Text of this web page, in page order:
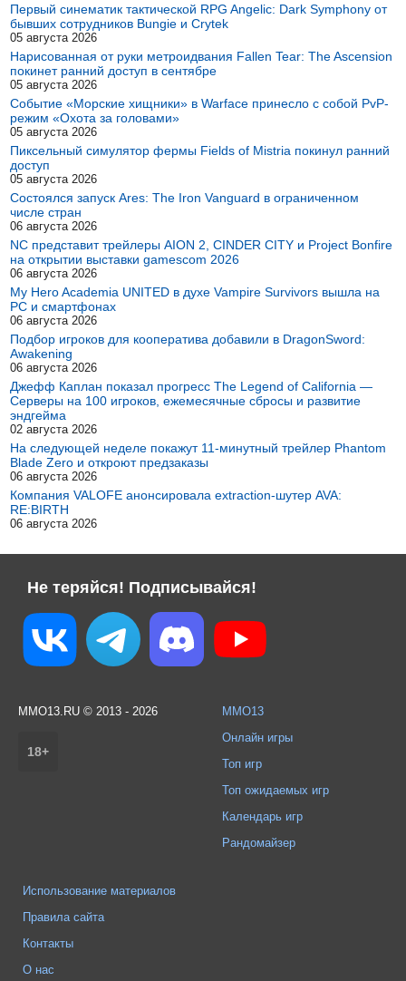
Первый синематик тактической RPG Angelic: Dark Symphony от
бывших сотрудников Bungie и Crytek
05 августа 2026
Нарисованная от руки метроидвания Fallen Tear: The Ascension
покинет ранний доступ в сентябре
05 августа 2026
Событие «Морские хищники» в Warface принесло с собой PvP-
режим «Охота за головами»
05 августа 2026
Пиксельный симулятор фермы Fields of Mistria покинул ранний
доступ
05 августа 2026
Состоялся запуск Ares: The Iron Vanguard в ограниченном
числе стран
06 августа 2026
NC представит трейлеры AION 2, CINDER CITY и Project Bonfire
на открытии выставки gamescom 2026
06 августа 2026
My Hero Academia UNITED в духе Vampire Survivors вышла на
PC и смартфонах
06 августа 2026
Подбор игроков для кооператива добавили в DragonSword:
Awakening
06 августа 2026
Джефф Каплан показал прогресс The Legend of California —
Серверы на 100 игроков, ежемесячные сбросы и развитие
эндгейма
02 августа 2026
На следующей неделе покажут 11-минутный трейлер Phantom
Blade Zero и откроют предзаказы
06 августа 2026
Компания VALOFE анонсировала extraction-шутер AVA:
RE:BIRTH
06 августа 2026
Не теряйся! Подписывайся!
MMO13.RU © 2013 - 2026
18+
MMO13
Онлайн игры
Топ игр
Топ ожидаемых игр
Календарь игр
Рандомайзер
Использование материалов
Правила сайта
Контакты
О нас